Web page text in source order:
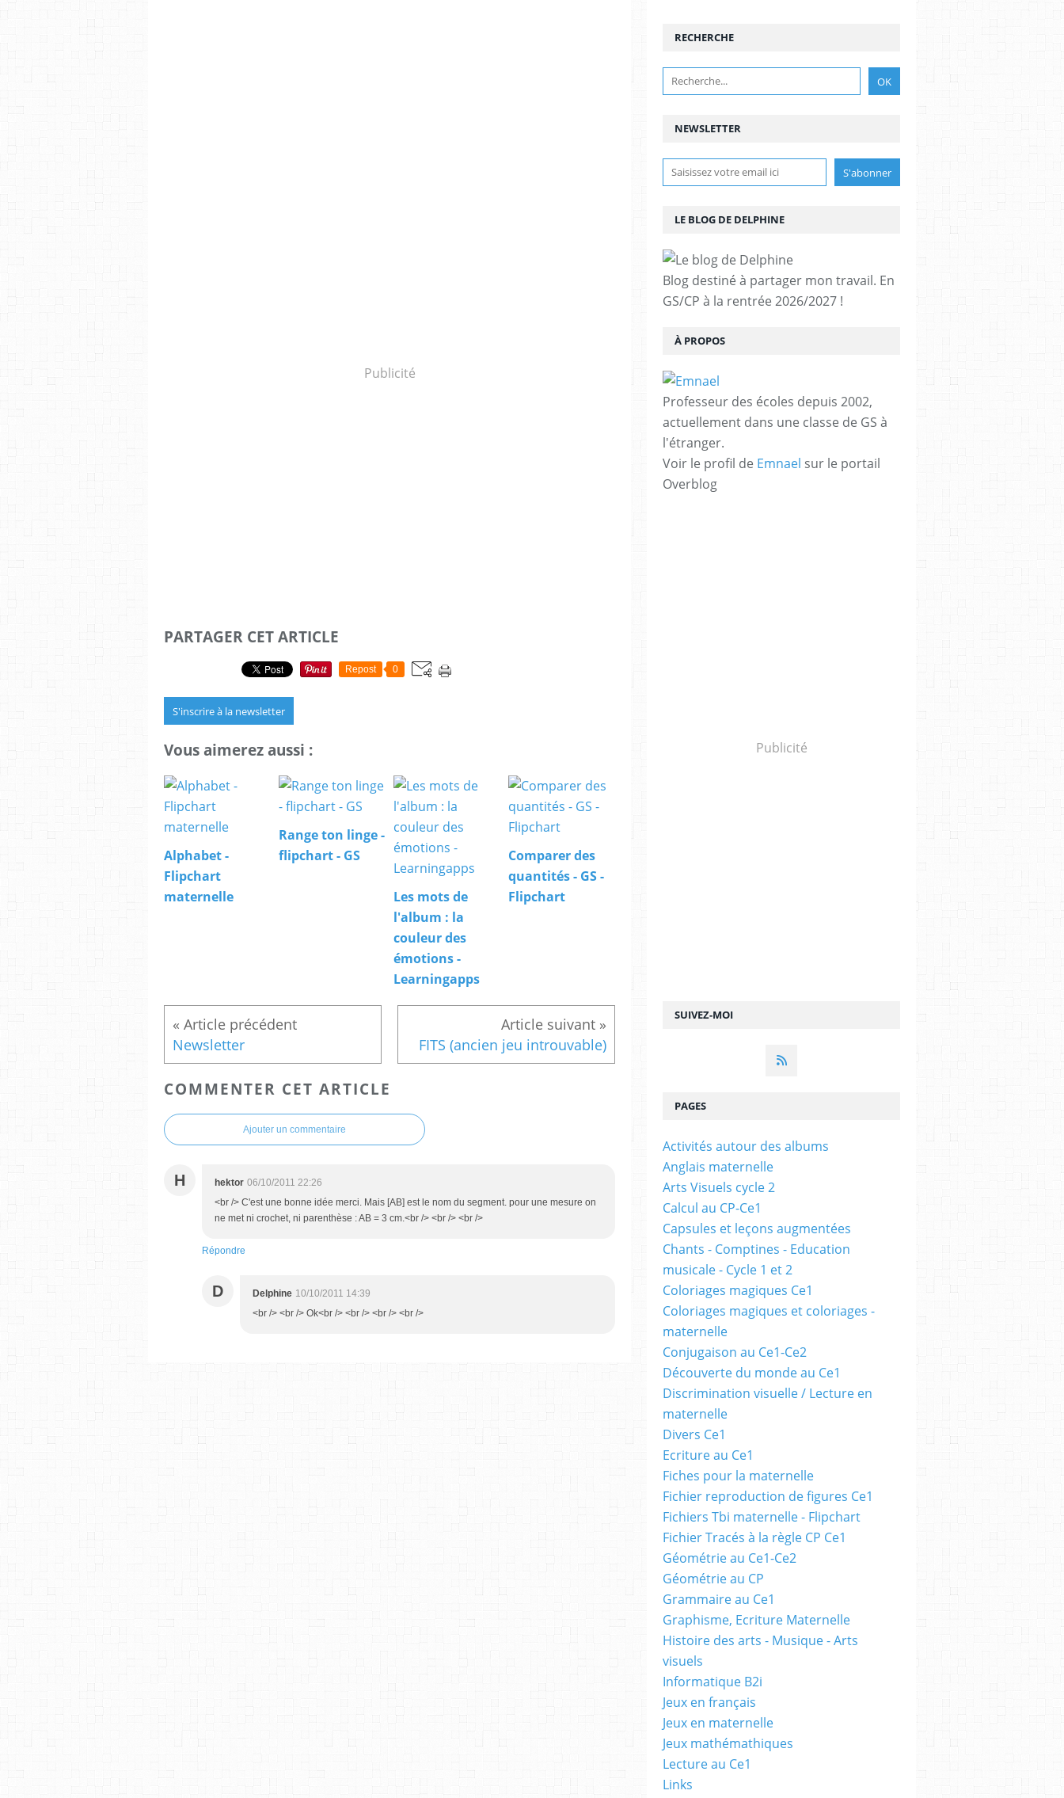
Publicité
PARTAGER CET ARTICLE
Repost 0
S'inscrire à la newsletter
Vous aimerez aussi :
Alphabet -
Flipchart
maternelle
Range ton linge -
flipchart - GS
Les mots de
l'album : la
couleur des
émotions -
Learningapps
Comparer des
quantités - GS -
Flipchart
Newsletter FITS (ancien jeu introuvable)
COMMENTER CET ARTICLE
Ajouter un commentaire
H hektor 06/10/2011 22:26
<br /> C'est une bonne idée merci. Mais [AB] est le nom du segment. pour une mesure on
ne met ni crochet, ni parenthèse : AB = 3 cm.<br /> <br /> <br />
Répondre
D Delphine 10/10/2011 14:39
<br /> <br /> Ok<br /> <br /> <br /> <br />
NEWSLETTER
SUIVEZ-MOI
RECHERCHE
LE BLOG DE DELPHINE
Blog destiné à partager mon travail. En
GS/CP à la rentrée 2026/2027 !
À PROPOS
Professeur des écoles depuis 2002,
actuellement dans une classe de GS à
l'étranger.
Voir le profil de Emnael sur le portail
Overblog
Publicité
PAGES
Activités autour des albums
Anglais maternelle
Arts Visuels cycle 2
Calcul au CP-Ce1
Capsules et leçons augmentées
Chants - Comptines - Education
musicale - Cycle 1 et 2
Coloriages magiques Ce1
Coloriages magiques et coloriages -
maternelle
Conjugaison au Ce1-Ce2
Découverte du monde au Ce1
Discrimination visuelle / Lecture en
maternelle
Divers Ce1
Ecriture au Ce1
Fiches pour la maternelle
Fichier reproduction de figures Ce1
Fichiers Tbi maternelle - Flipchart
Fichier Tracés à la règle CP Ce1
Géométrie au Ce1-Ce2
Géométrie au CP
Grammaire au Ce1
Graphisme, Ecriture Maternelle
Histoire des arts - Musique - Arts
visuels
Informatique B2i
Jeux en français
Jeux en maternelle
Jeux mathémathiques
Lecture au Ce1
Links